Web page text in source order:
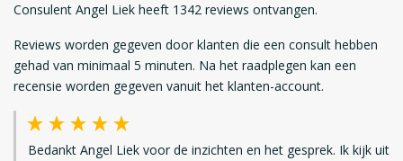
Consulent Angel Liek heeft 1342 reviews ontvangen.
Reviews worden gegeven door klanten die een consult hebben
gehad van minimaal 5 minuten. Na het raadplegen kan een
recensie worden gegeven vanuit het klanten-account.
Bedankt Angel Liek voor de inzichten en het gesprek. Ik kijk uit